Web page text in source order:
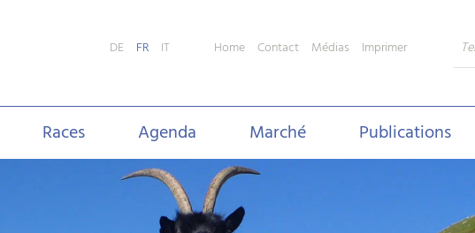
DE FR IT Home Contact Médias Imprimer
Races Agenda Marché Publications